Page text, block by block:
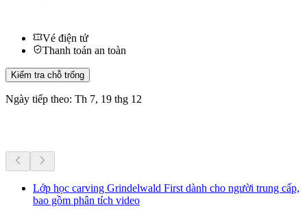
Vé điện tử
Thanh toán an toàn
Kiểm tra chỗ trống
Ngày tiếp theo: Th 7, 19 thg 12
Lớp học carving Grindelwald First dành cho người trung cấp,
bao gồm phân tích video